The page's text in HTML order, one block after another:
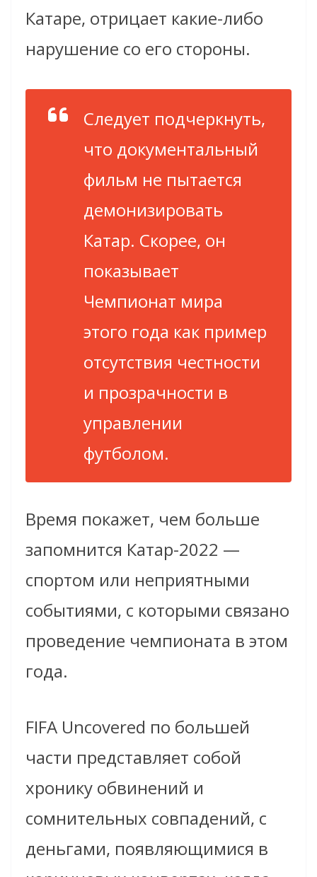
Катаре, отрицает какие-либо
нарушение со его стороны.
Следует подчеркнуть,
что документальный
фильм не пытается
демонизировать
Катар. Скорее, он
показывает
Чемпионат мира
этого года как пример
отсутствия честности
и прозрачности в
управлении
футболом.
Время покажет, чем больше
запомнится Катар-2022 —
спортом или неприятными
событиями, с которыми связано
проведение чемпионата в этом
года.
FIFA Uncovered по большей
части представляет собой
хронику обвинений и
сомнительных совпадений, с
деньгами, появляющимися в